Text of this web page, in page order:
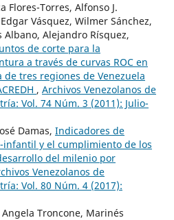
Flores-Torres, Alfonso J.
Vásquez, Wilmer Sánchez,
Albano, Alejandro Rísquez,
de corte para la
a través de curvas ROC en
tres regiones de Venezuela
, Archivos Venezolanos de
Vol. 74 Núm. 3 (2011): Julio-
Damas, Indicadores de
y el cumplimiento de los
del milenio por
Venezolanos de
Vol. 80 Núm. 4 (2017):
Troncone, Marinés